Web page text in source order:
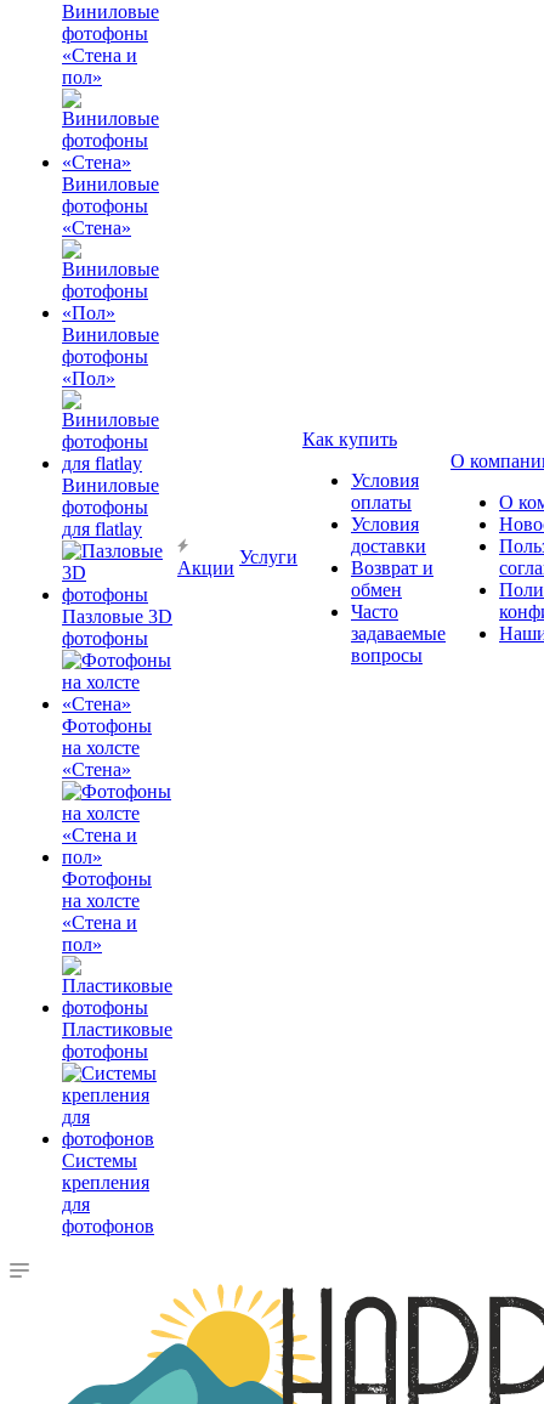
Виниловые
фотофоны
«Стена и
пол»
Виниловые
фотофоны
«Стена»
Виниловые
фотофоны
«Пол»
Виниловые
фотофоны
для flatlay
Пазловые 3D
фотофоны
Фотофоны
на холсте
«Стена»
Фотофоны
на холсте
«Стена и
пол»
Пластиковые
фотофоны
Системы
крепления
для
фотофонов
Акции
Услуги
Как купить
Условия
оплаты
Условия
доставки
Возврат и
обмен
Часто
задаваемые
вопросы
О
О